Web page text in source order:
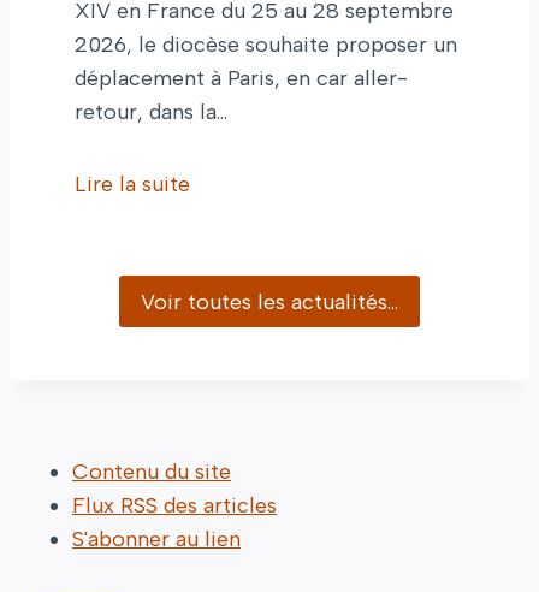
XIV en France du 25 au 28 septembre
2026, le diocèse souhaite proposer un
déplacement à Paris, en car aller-
retour, dans la…
Lire la suite
Voir toutes les actualités…
Contenu du site
Flux RSS des articles
S'abonner au lien